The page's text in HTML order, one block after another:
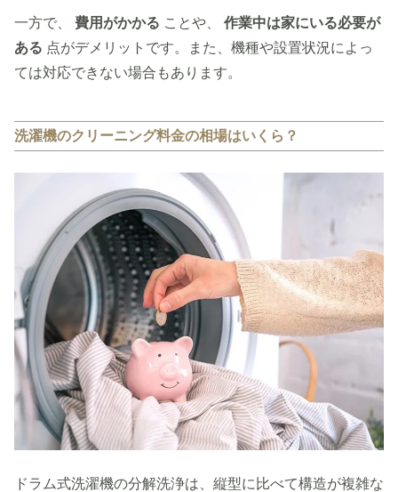
一方で、 費用がかかる ことや、 作業中は家にいる必要が
ある 点がデメリットです。また、機種や設置状況によっ
ては対応できない場合もあります。
洗濯機のクリーニング料金の相場はいくら？
ドラム式洗濯機の分解洗浄は、縦型に比べて構造が複雑な